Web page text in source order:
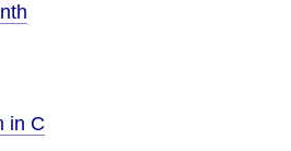
in C